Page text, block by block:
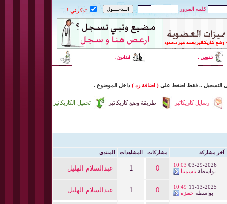
كلمة المرور تذكرني !
التسجيل .. فقط اضغط على ( اضافة رد ) داخل الموضوع .
تحميل الكاريكاتير طريقة وضع كاريكاتير رسايل كاريكاتير
آخر مشاركة مشاركات المشاهدات المنتدى
03-29-2026
10:03
بواسطة ياسمينا 0
1 عبدالسلام الهليل
11-13-2025
10:49
بواسطة حمزة 0
1 عبدالسلام الهليل